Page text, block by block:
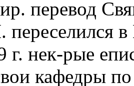
перевод
г. нек-рые
кафедры